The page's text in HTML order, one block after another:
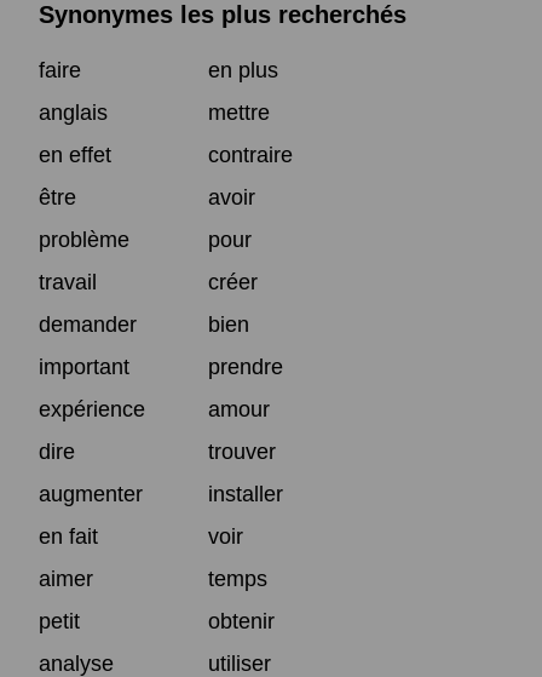
Synonymes les plus recherchés
faire
en plus
anglais
mettre
en effet
contraire
être
avoir
problème
pour
travail
créer
demander
bien
important
prendre
expérience
amour
dire
trouver
augmenter
installer
en fait
voir
aimer
temps
petit
obtenir
analyse
utiliser